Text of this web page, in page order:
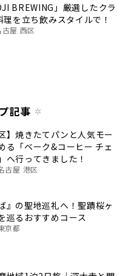
BREWING」厳選したクラ
を立ち飲みスタイルで！
古屋 西区
記事
】焼きたてパンと人気モー
る「ベーク&コーヒー チェ
へ行ってきました！
古屋 港区
』の聖地巡礼へ！聖蹟桜ヶ
巡るおすすめコース
京都